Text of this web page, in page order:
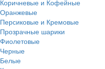
Коричневые и Кофейные
Оранжевые
Персиковые и Кремовые
Прозрачные шарики
Фиолетовые
Черные
Белые